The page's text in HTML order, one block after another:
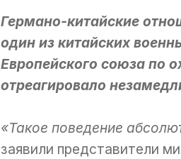
Германо-китайские
один из китайских
Европейского союза по
отреагировало
«Такое поведение
заявили представители